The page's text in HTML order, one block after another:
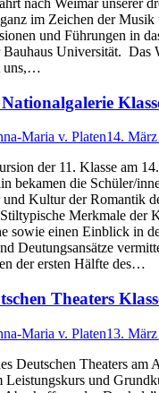
nach Weimar unserer
im Zeichen der
und Führungen in
Bauhaus Universität. Das
uns,…
Maria v. Platen14.
der 11. Klasse am
bekamen die Schüler/
Kultur der Romantik
Merkmale der
sowie einen Einblick in
Deutungsansätze
der ersten Hälfte des…
Theaters
Maria v. Platen13.
Deutschen Theaters am
Leistungskurs und